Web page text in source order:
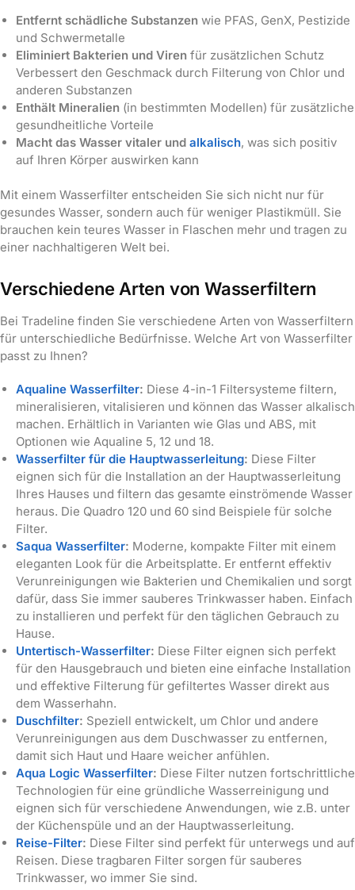
Entfernt schädliche Substanzen wie PFAS, GenX, Pestizide
und Schwermetalle
Eliminiert Bakterien und Viren für zusätzlichen Schutz
Verbessert den Geschmack durch Filterung von Chlor und
anderen Substanzen
Enthält Mineralien (in bestimmten Modellen) für zusätzliche
gesundheitliche Vorteile
Macht das Wasser vitaler und alkalisch, was sich positiv
auf Ihren Körper auswirken kann
Mit einem Wasserfilter entscheiden Sie sich nicht nur für
gesundes Wasser, sondern auch für weniger Plastikmüll. Sie
brauchen kein teures Wasser in Flaschen mehr und tragen zu
einer nachhaltigeren Welt bei.
Verschiedene Arten von Wasserfiltern
Bei Tradeline finden Sie verschiedene Arten von Wasserfiltern
für unterschiedliche Bedürfnisse. Welche Art von Wasserfilter
passt zu Ihnen?
Aqualine Wasserfilter: Diese 4-in-1 Filtersysteme filtern,
mineralisieren, vitalisieren und können das Wasser alkalisch
machen. Erhältlich in Varianten wie Glas und ABS, mit
Optionen wie Aqualine 5, 12 und 18.
Wasserfilter für die Hauptwasserleitung: Diese Filter
eignen sich für die Installation an der Hauptwasserleitung
Ihres Hauses und filtern das gesamte einströmende Wasser
heraus. Die Quadro 120 und 60 sind Beispiele für solche
Filter.
Saqua Wasserfilter: Moderne, kompakte Filter mit einem
eleganten Look für die Arbeitsplatte. Er entfernt effektiv
Verunreinigungen wie Bakterien und Chemikalien und sorgt
dafür, dass Sie immer sauberes Trinkwasser haben. Einfach
zu installieren und perfekt für den täglichen Gebrauch zu
Hause.
Untertisch-Wasserfilter: Diese Filter eignen sich perfekt
für den Hausgebrauch und bieten eine einfache Installation
und effektive Filterung für gefiltertes Wasser direkt aus
dem Wasserhahn.
Duschfilter: Speziell entwickelt, um Chlor und andere
Verunreinigungen aus dem Duschwasser zu entfernen,
damit sich Haut und Haare weicher anfühlen.
Aqua Logic Wasserfilter: Diese Filter nutzen fortschrittliche
Technologien für eine gründliche Wasserreinigung und
eignen sich für verschiedene Anwendungen, wie z.B. unter
der Küchenspüle und an der Hauptwasserleitung.
Reise-Filter: Diese Filter sind perfekt für unterwegs und auf
Reisen. Diese tragbaren Filter sorgen für sauberes
Trinkwasser, wo immer Sie sind.